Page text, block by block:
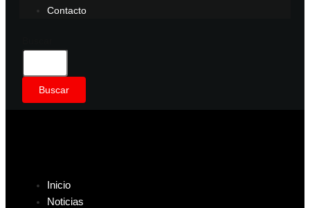
Contacto
Buscar
Inicio
Noticias